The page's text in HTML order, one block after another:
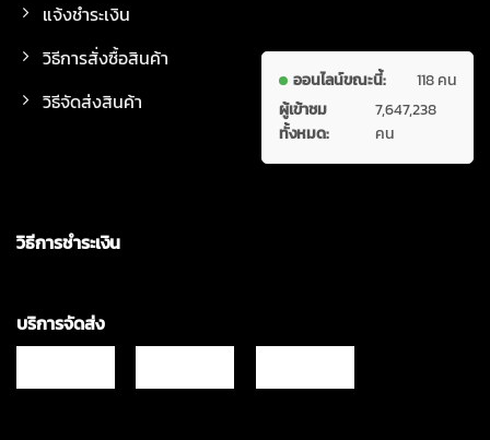
แจ้งชำระเงิน
วิธีการสั่งซื้อสินค้า
วิธีจัดส่งสินค้า
ออนไลน์ขณะนี้:
118 คน
ผู้เข้าชม
ทั้งหมด:
7,647,238
คน
วิธีการชำระเงิน
บริการจัดส่ง